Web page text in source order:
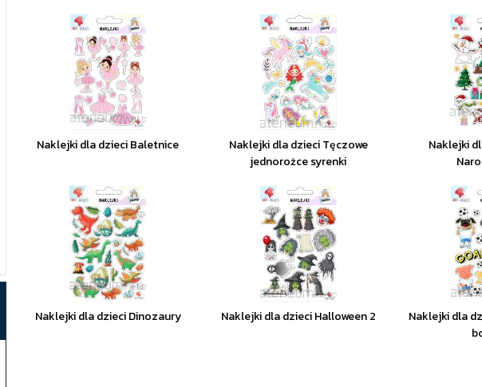
Naklejki dla dzieci Baletnice
Naklejki dla dzieci Tęczowe
jednorożce syrenki
Naklejki
Naklejki dla dzieci Dinozaury Naklejki dla dzieci Halloween 2
Naklejki dla